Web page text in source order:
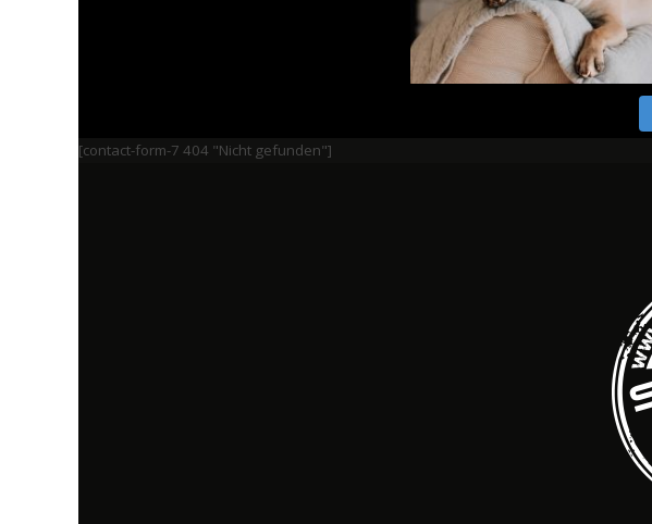
[contact-form-7 404 "Nicht gefunden"]